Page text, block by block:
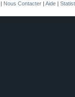
Nous Contacter Aide